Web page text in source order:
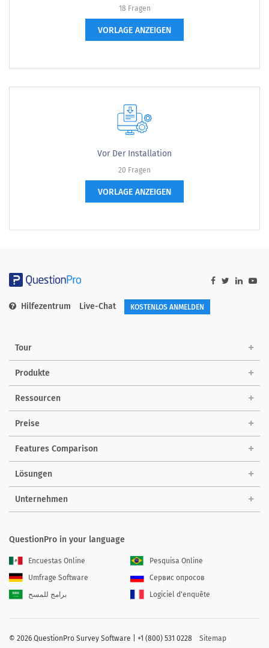
18 Fragen
VORLAGE ANZEIGEN
Vor Der Installation
20 Fragen
VORLAGE ANZEIGEN
Hilfezentrum Live-Chat KOSTENLOS ANMELDEN
Tour
Produkte
Ressourcen
Preise
Features Comparison
Lösungen
Unternehmen
QuestionPro in your language
Encuestas Online
Pesquisa Online
Umfrage Software
Сервис опросов
برامج للمسح
Logiciel d'enquête
© 2026 QuestionPro Survey Software | +1 (800) 531 0228 Sitemap